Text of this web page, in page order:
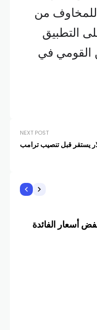
للمخاوف من
التطبيق
القومي في
NEXT POST
يستقر قبل تنصيب ترامب
أسعار الفائدة